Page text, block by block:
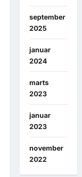
september
2025
januar
2024
marts
2023
januar
2023
november
2022